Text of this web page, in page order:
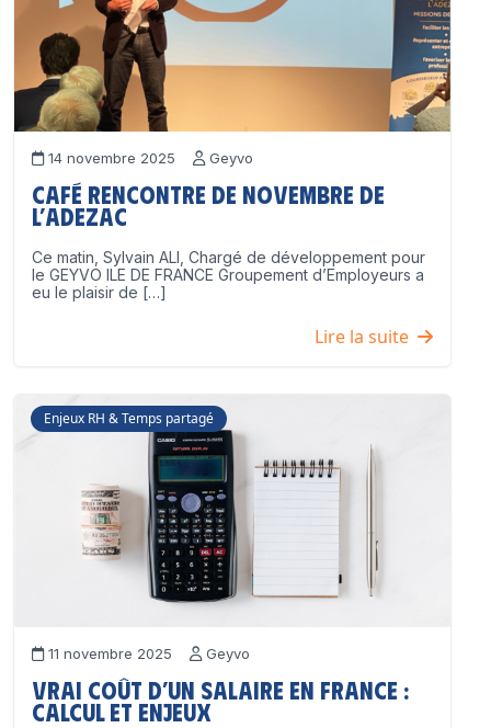
14 novembre 2025 Geyvo
Café Rencontre de Novembre de
l’ADEZAC
Ce matin, Sylvain ALI, Chargé de développement pour
le GEYVO ILE DE FRANCE Groupement d’Employeurs a
eu le plaisir de […]
Lire la suite
Enjeux RH & Temps partagé
11 novembre 2025 Geyvo
Vrai coût d’un salaire en France :
calcul et enjeux